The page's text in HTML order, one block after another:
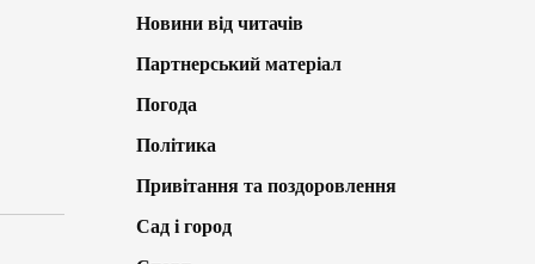
Новини від читачів
Партнерський матеріал
Погода
Політика
Привітання та поздоровлення
Сад і город